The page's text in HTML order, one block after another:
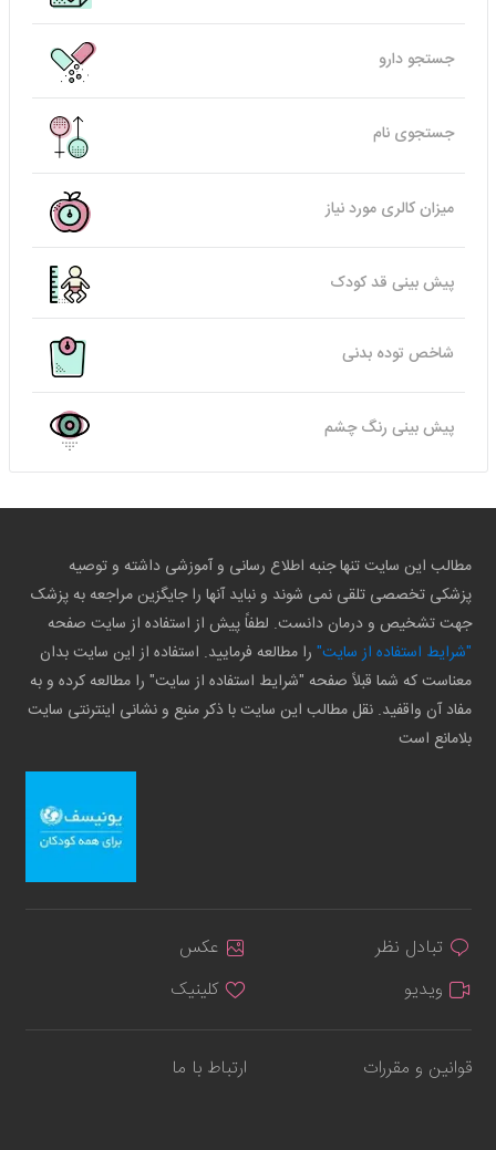
جستجو دارو
جستجوی نام
میزان کالری مورد نیاز
پیش بینی قد کودک
شاخص توده بدنی
پیش بینی رنگ چشم
مطالب این سایت تنها جنبه اطلاع رسانی و آموزشی داشته و توصیه
پزشکی تخصصی تلقی نمی شوند و نباید آنها را جایگزین مراجعه به پزشک
جهت تشخیص و درمان دانست. لطفاً پیش از استفاده از سایت صفحه
"شرایط استفاده از سایت" را مطالعه فرمایید. استفاده از این سایت بدان
معناست که شما قبلاً صفحه "شرایط استفاده از سایت" را مطالعه کرده و به
مفاد آن واقفید. نقل مطالب این سایت با ذکر منبع و نشانی اینترنتی سایت
بلامانع است
تبادل نظر
عکس
ویدیو
کلینیک
قوانین و مقررات ارتباط با ما